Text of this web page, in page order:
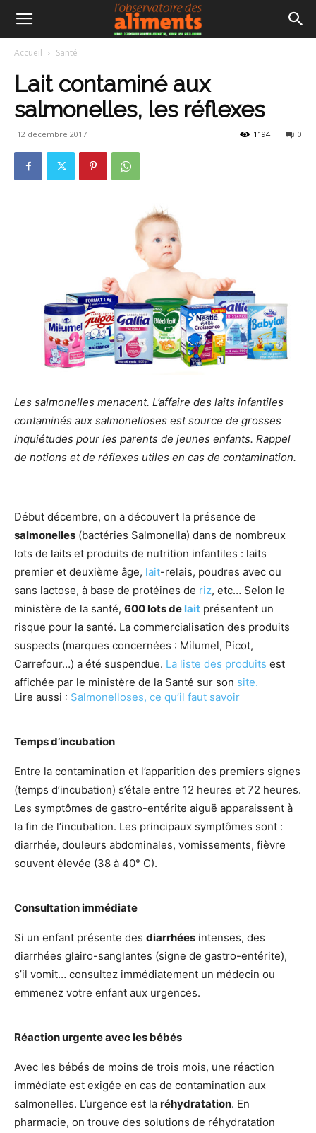
Accueil Santé
Lait contaminé aux
salmonelles, les réflexes
12 décembre 2017 0
1194
Les salmonelles menacent. L’affaire des laits infantiles
contaminés aux salmonelloses est source de grosses
inquiétudes pour les parents de jeunes enfants. Rappel
de notions et de réflexes utiles en cas de contamination.
Début décembre, on a découvert la présence de
salmonelles (bactéries Salmonella) dans de nombreux
lots de laits et produits de nutrition infantiles : laits
premier et deuxième âge, lait-relais, poudres avec ou
sans lactose, à base de protéines de riz, etc… Selon le
ministère de la santé, 600 lots de lait présentent un
risque pour la santé. La commercialisation des produits
suspects (marques concernées : Milumel, Picot,
Carrefour…) a été suspendue. La liste des produits est
affichée par le ministère de la Santé sur son site.
Lire aussi : Salmonelloses, ce qu’il faut savoir
Temps d’incubation
Entre la contamination et l’apparition des premiers signes
(temps d’incubation) s’étale entre 12 heures et 72 heures.
Les symptômes de gastro-entérite aiguë apparaissent à
la fin de l’incubation. Les principaux symptômes sont :
diarrhée, douleurs abdominales, vomissements, fièvre
souvent élevée (38 à 40° C).
Consultation immédiate
Si un enfant présente des diarrhées intenses, des
diarrhées glairo-sanglantes (signe de gastro-entérite),
s’il vomit… consultez immédiatement un médecin ou
emmenez votre enfant aux urgences.
Réaction urgente avec les bébés
Avec les bébés de moins de trois mois, une réaction
immédiate est exigée en cas de contamination aux
salmonelles. L’urgence est la réhydratation. En
pharmacie, on trouve des solutions de réhydratation